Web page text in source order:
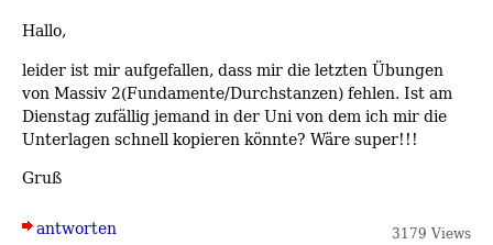
Hallo,
leider ist mir aufgefallen, dass mir die letzten Übungen
von Massiv 2(Fundamente/Durchstanzen) fehlen. Ist am
Dienstag zufällig jemand in der Uni von dem ich mir die
Unterlagen schnell kopieren könnte? Wäre super!!!
Gruß
antworten 3179 Views